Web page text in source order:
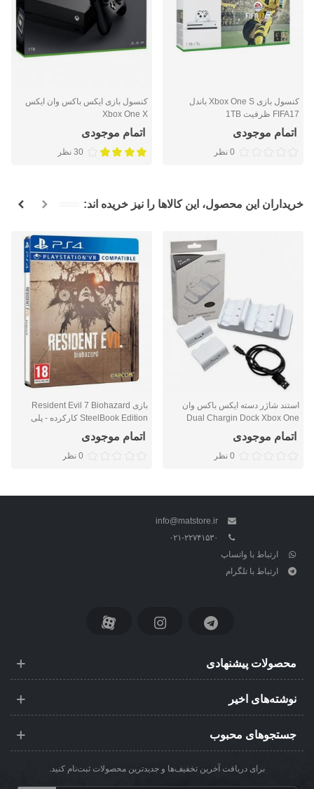
کنسول بازی Xbox One S باندل
FIFA17 ظرفیت 1TB
اتمام موجودی
0 نظر
کنسول بازی ایکس باکس وان ایکس
Xbox One X
اتمام موجودی
30 نظر
خریداران این محصول، این کالاها را نیز خریده اند:
استند شاژر دسته ایکس باکس وان
Dual Chargin Dock Xbox One
Controller
اتمام موجودی
0 نظر
بازی Resident Evil 7 Biohazard
SteelBook Edition کارکرده - پلی
استیشن 4
اتمام موجودی
0 نظر
info@matstore.ir
۰۲۱-۲۲۷۴۱۵۳۰
ارتباط با واتساپ
ارتباط با تلگرام
محصولات پیشنهادی
نوشته‌های اخیر
جستجوهای محبوب
برای دریافت آخرین تخفیف‌ها و جدیدترین محصولات ثبت‌نام کنید.